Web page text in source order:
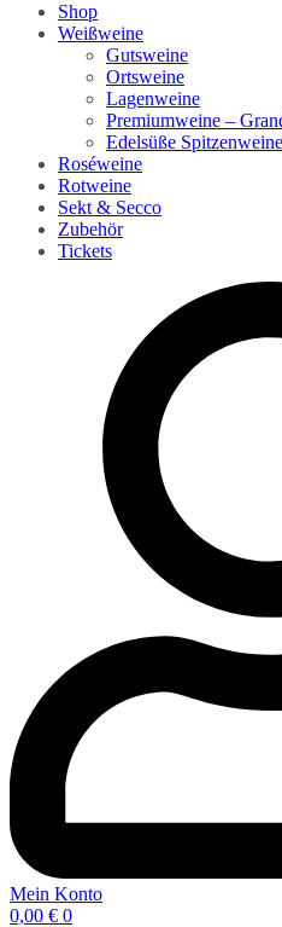
Shop
Weißweine
Gutsweine
Ortsweine
Lagenweine
Premiumweine –
Edelsüße Spitzenweine
Roséweine
Rotweine
Sekt & Secco
Zubehör
Tickets
Mein Konto
0,00 € 0